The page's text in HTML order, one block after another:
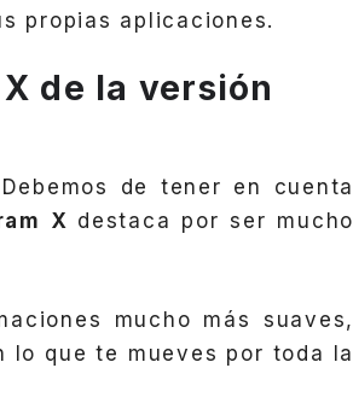
propias aplicaciones.
de la versión
de tener en cuenta
X destaca por ser mucho
mucho más suaves,
lo que te mueves por toda la